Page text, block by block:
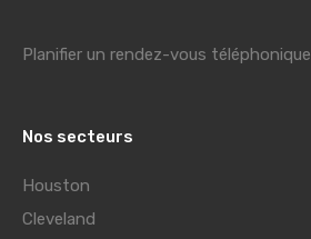
Planifier un rendez-vous téléphonique
Nos secteurs
Houston
Cleveland